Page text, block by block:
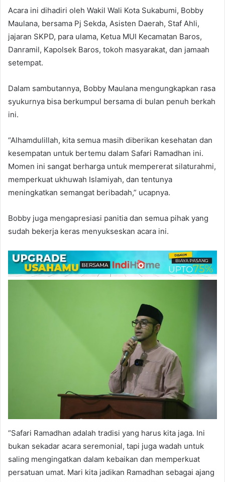
Acara ini dihadiri oleh Wakil Wali Kota Sukabumi, Bobby
Maulana, bersama Pj Sekda, Asisten Daerah, Staf Ahli,
jajaran SKPD, para ulama, Ketua MUI Kecamatan Baros,
Danramil, Kapolsek Baros, tokoh masyarakat, dan jamaah
setempat.
Dalam sambutannya, Bobby Maulana mengungkapkan rasa
syukurnya bisa berkumpul bersama di bulan penuh berkah
ini.
“Alhamdulillah, kita semua masih diberikan kesehatan dan
kesempatan untuk bertemu dalam Safari Ramadhan ini.
Momen ini sangat berharga untuk mempererat silaturahmi,
memperkuat ukhuwah Islamiyah, dan tentunya
meningkatkan semangat beribadah,” ucapnya.
Bobby juga mengapresiasi panitia dan semua pihak yang
sudah bekerja keras menyukseskan acara ini.
“Safari Ramadhan adalah tradisi yang harus kita jaga. Ini
bukan sekadar acara seremonial, tapi juga wadah untuk
saling mengingatkan dalam kebaikan dan memperkuat
persatuan umat. Mari kita jadikan Ramadhan sebagai ajang